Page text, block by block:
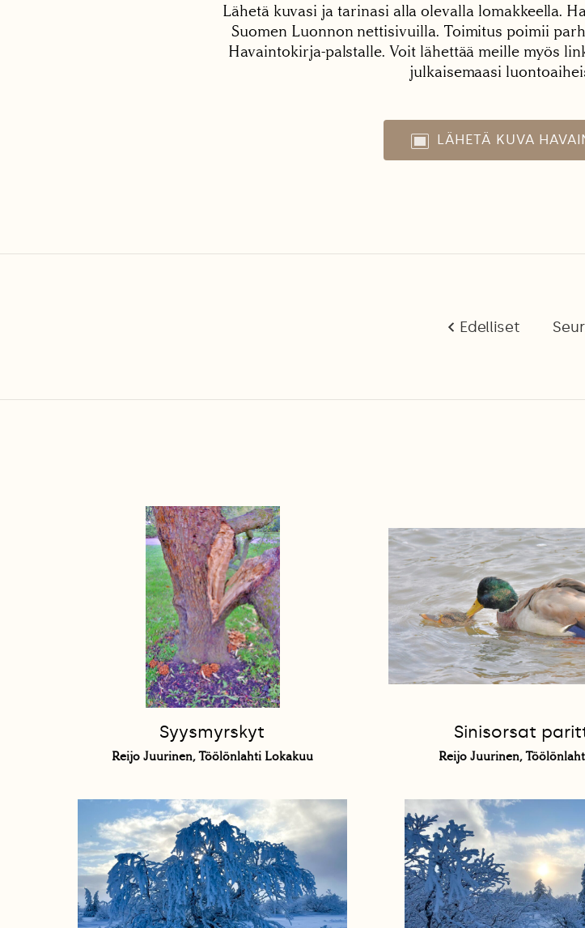
Lähetä kuvasi ja tarinasi alla olevalla lomakkeella.
Suomen Luonnon nettisivuilla. Toimitus poimii
Havaintokirja-palstalle. Voit lähettää meille myös
julkaisemaasi
LÄHETÄ KUVA
Edelliset
Syysmyrskyt
Reijo Juurinen, Töölönlahti Lokakuu
Sinisorsat
Reijo Juurinen,